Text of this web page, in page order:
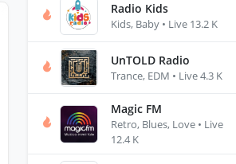
Radio Kids
Kids, Baby • Live 13.2 K
UnTOLD Radio
Trance, EDM • Live 4.3 K
Magic FM
Retro, Blues, Love • Live
12.4 K